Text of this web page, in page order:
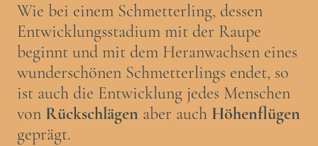
Wie bei einem Schmetterling, dessen
Entwicklungsstadium mit der Raupe
beginnt und mit dem Heranwachsen eines
wunderschönen Schmetterlings endet, so
ist auch die Entwicklung jedes Menschen
von Rückschlägen aber auch Höhenflügen
geprägt.